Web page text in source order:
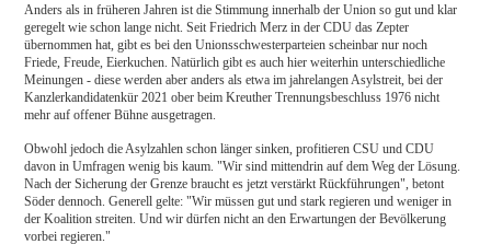
Anders als in früheren Jahren ist die Stimmung innerhalb der Union so gut und klar
geregelt wie schon lange nicht. Seit Friedrich Merz in der CDU das Zepter
übernommen hat, gibt es bei den Unionsschwesterparteien scheinbar nur noch
Friede, Freude, Eierkuchen. Natürlich gibt es auch hier weiterhin unterschiedliche
Meinungen - diese werden aber anders als etwa im jahrelangen Asylstreit, bei der
Kanzlerkandidatenkür 2021 ober beim Kreuther Trennungsbeschluss 1976 nicht
mehr auf offener Bühne ausgetragen.
Obwohl jedoch die Asylzahlen schon länger sinken, profitieren CSU und CDU
davon in Umfragen wenig bis kaum. "Wir sind mittendrin auf dem Weg der Lösung.
Nach der Sicherung der Grenze braucht es jetzt verstärkt Rückführungen", betont
Söder dennoch. Generell gelte: "Wir müssen gut und stark regieren und weniger in
der Koalition streiten. Und wir dürfen nicht an den Erwartungen der Bevölkerung
vorbei regieren."